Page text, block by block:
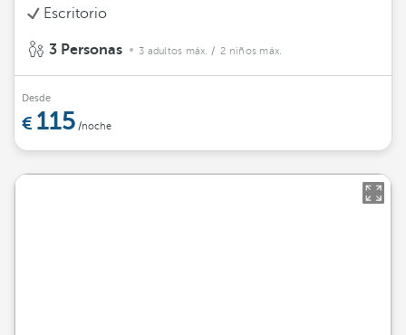
Escritorio
3 Personas 3 adultos máx. / 2 niños máx.
Desde
115 /noche